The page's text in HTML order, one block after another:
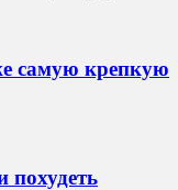
самую крепкую
похудеть